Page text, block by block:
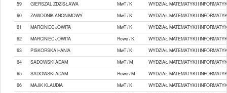
59
GIERSZAL ZDZISŁAWA MwT / K
WYDZIAŁ MATEMATYKI I
60
ZAWODNIK ANONIMOWY MwT / K
WYDZIAŁ MATEMATYKI I
61
MARCINIEC JOWITA MwT / K
WYDZIAŁ MATEMATYKI I
62
MARCINIEC JOWITA Rowe / K
WYDZIAŁ MATEMATYKI I
63
PISKORSKA HANIA MwT / K
WYDZIAŁ MATEMATYKI I
64
SADOWSKI ADAM MwT / M
WYDZIAŁ MATEMATYKI I
65
SADOWSKI ADAM Rowe / M
WYDZIAŁ MATEMATYKI I
66
MAJIK KLAUDIA MwT / K
WYDZIAŁ MATEMATYKI I